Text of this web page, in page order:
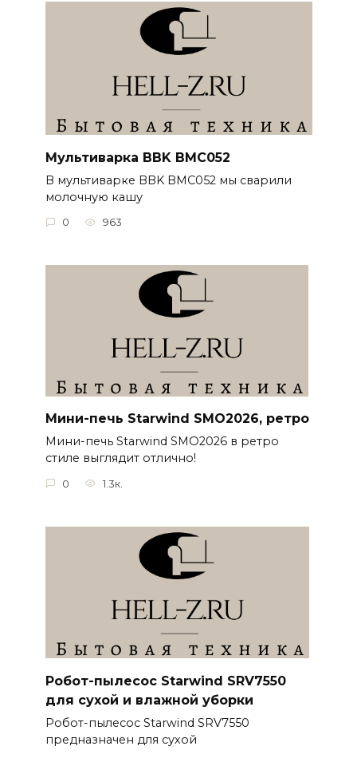
Мультиварка BBK BMC052
В мультиварке BBK BMC052 мы сварили
молочную кашу
0 963
Мини-печь Starwind SMO2026, ретро
Мини-печь Starwind SMO2026 в ретро
стиле выглядит отлично!
0 1.3к.
Робот-пылесос Starwind SRV7550
для сухой и влажной уборки
Робот-пылесос Starwind SRV7550
предназначен для сухой